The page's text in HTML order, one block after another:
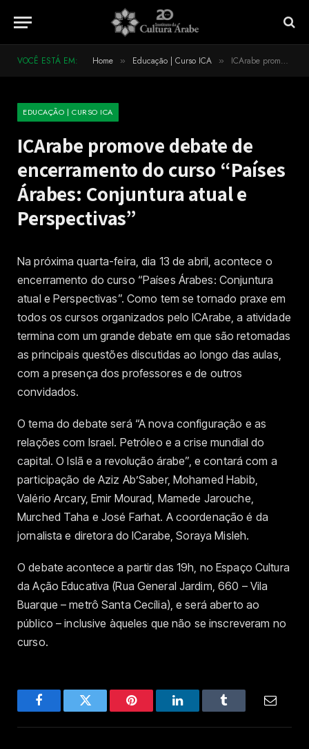
VOCÊ ESTÁ EM: Home » Educação | Curso ICA » ICArabe promove debate de encerramento do curso “Países Árabes: Conjuntura atual e Perspectivas”
EDUCAÇÃO | CURSO ICA
ICArabe promove debate de
encerramento do curso “Países
Árabes: Conjuntura atual e
Perspectivas”
Na próxima quarta-feira, dia 13 de abril, acontece o
encerramento do curso “Países Árabes: Conjuntura
atual e Perspectivas”. Como tem se tornado praxe em
todos os cursos organizados pelo ICArabe, a atividade
termina com um grande debate em que são retomadas
as principais questões discutidas ao longo das aulas,
com a presença dos professores e de outros
convidados.
O tema do debate será “A nova configuração e as
relações com Israel. Petróleo e a crise mundial do
capital. O Islã e a revolução árabe”, e contará com a
participação de Aziz Ab’Saber, Mohamed Habib,
Valério Arcary, Emir Mourad, Mamede Jarouche,
Murched Taha e José Farhat. A coordenação é da
jornalista e diretora do ICarabe, Soraya Misleh.
O debate acontece a partir das 19h, no Espaço Cultura
da Ação Educativa (Rua General Jardim, 660 – Vila
Buarque – metrô Santa Cecília), e será aberto ao
público – inclusive àqueles que não se inscreveram no
curso.
FacebookTwitter Pinterest LinkedInTumblr